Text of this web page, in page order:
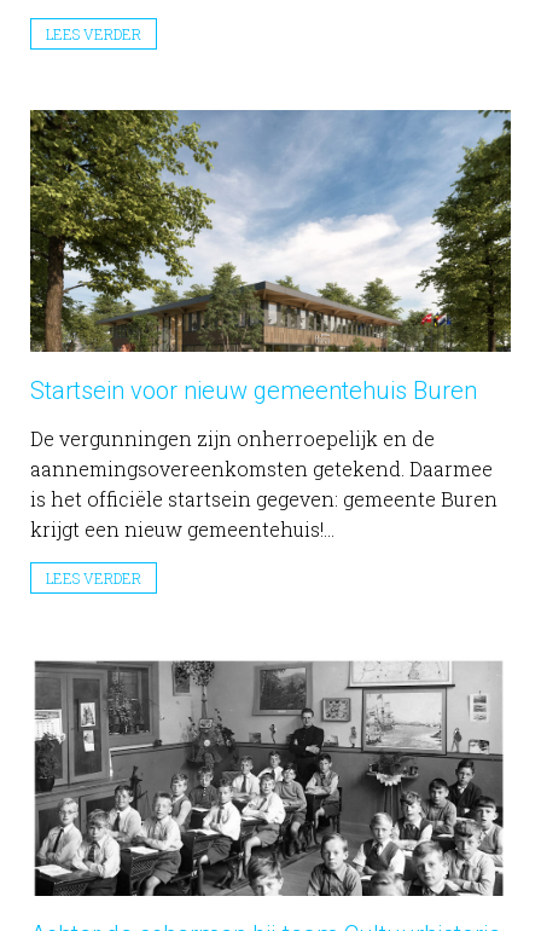
LEES VERDER
Startsein voor nieuw gemeentehuis Buren
De vergunningen zijn onherroepelijk en de
aannemingsovereenkomsten getekend. Daarmee
is het officiële startsein gegeven: gemeente Buren
krijgt een nieuw gemeentehuis!...
LEES VERDER